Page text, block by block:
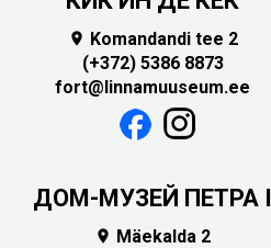
 Komandandi tee 2
(+372) 5386 8873
fort@linnamuuseum.ee
ДОМ-МУЗЕЙ ПЕТРА I
 Mäekalda 2